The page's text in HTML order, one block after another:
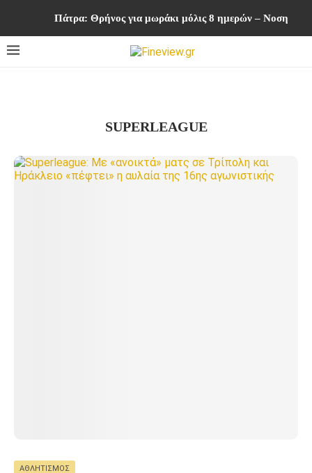
Πάτρα: Θρήνος για μωράκι μόλις 8 ημερών –
SUPERLEAGUE
ΑΘΛΗΤΙΣΜΌΣ